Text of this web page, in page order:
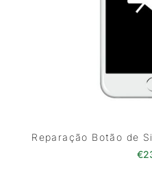
Reparação Botão de
€